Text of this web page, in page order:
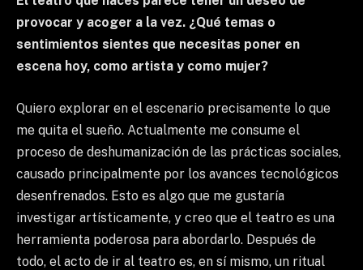
provocar y acoger a la vez. ¿Qué temas o
sentimientos sientes que necesitas poner en
escena hoy, como artista y como mujer?
Quiero explorar en el escenario precisamente lo que
me quita el sueño. Actualmente me consume el
proceso de deshumanización de las prácticas sociales,
causado principalmente por los avances tecnológicos
desenfrenados. Esto es algo que me gustaría
investigar artísticamente, y creo que el teatro es una
herramienta poderosa para abordarlo. Después de
todo, el acto de ir al teatro es, en sí mismo, un ritual